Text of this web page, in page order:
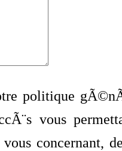
politique
vous
concernant,